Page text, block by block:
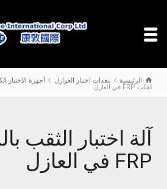
الرئيسية معدات اختبار العوازل أجهزة الاختبار
لقلب FRP في العازل
آلة اختبار الثقب
FRP في العازل